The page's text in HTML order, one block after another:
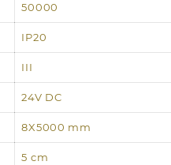
50000
IP20
III
24V DC
8X5000 mm
5 cm